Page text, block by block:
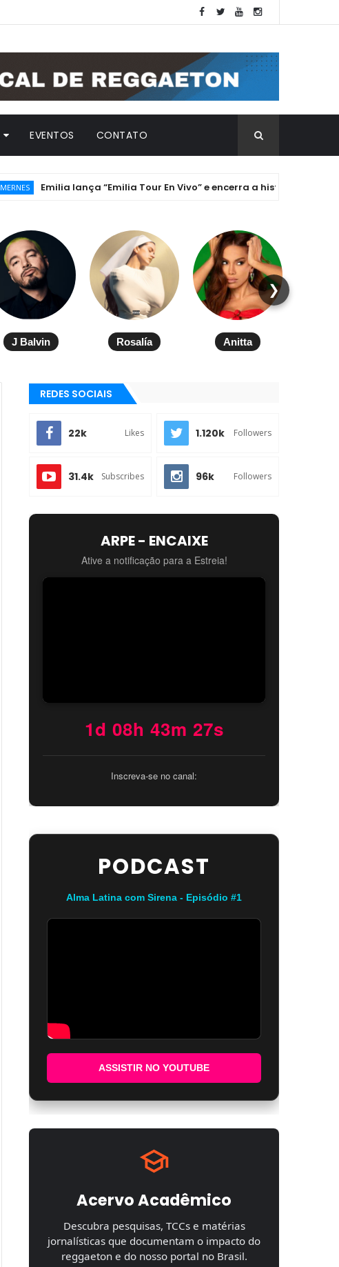
EVENTOS CONTATO
Emilia lança “Emilia Tour En Vivo” e encerra a histórica Era ".mp3"
J Balvin Rosalía Anitta
❯
REDES SOCIAIS
22k Likes 1.120k Followers
31.4k Subscribes 96k Followers
ARPE - ENCAIXE
Ative a notificação para a Estreia!
1d 08h 43m 26s
Inscreva-se no canal:
PODCAST
Alma Latina com Sirena - Episódio #1
ASSISTIR NO YOUTUBE
Acervo Acadêmico
Descubra pesquisas, TCCs e matérias
jornalísticas que documentam o impacto do
reggaeton e do nosso portal no Brasil.